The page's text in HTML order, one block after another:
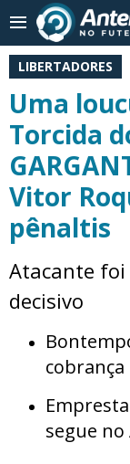
LIBERTADORES
Uma
Torcida
Vitor
pênaltis
Atacante
decisivo
segue no